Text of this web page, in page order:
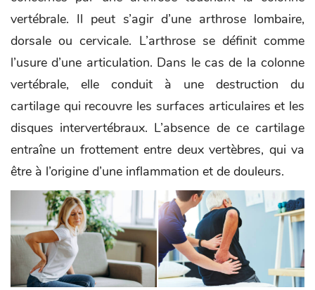
vertébrale. Il peut s’agir d’une arthrose lombaire,
dorsale ou cervicale. L’arthrose se définit comme
l’usure d’une articulation. Dans le cas de la colonne
vertébrale, elle conduit à une destruction du
cartilage qui recouvre les surfaces articulaires et les
disques intervertébraux. L’absence de ce cartilage
entraîne un frottement entre deux vertèbres, qui va
être à l’origine d’une inflammation et de douleurs.